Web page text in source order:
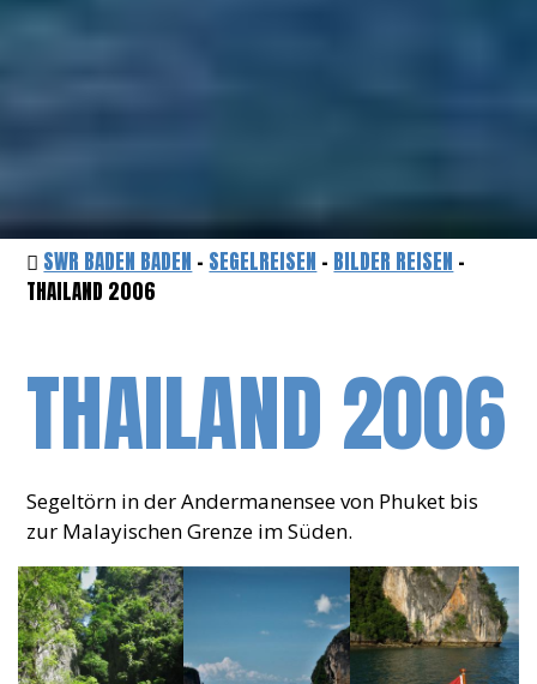
SWR BADEN BADEN - SEGELREISEN - BILDER REISEN -
THAILAND 2006
THAILAND 2006
Segeltörn in der Andermanensee von Phuket bis
zur Malayischen Grenze im Süden.